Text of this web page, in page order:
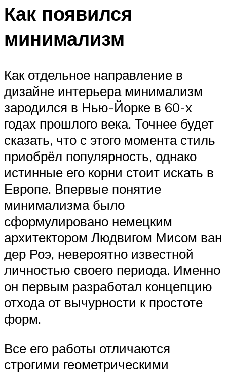
Как появился
минимализм
Как отдельное направление в
дизайне интерьера минимализм
зародился в Нью-Йорке в 60-х
годах прошлого века. Точнее будет
сказать, что с этого момента стиль
приобрёл популярность, однако
истинные его корни стоит искать в
Европе. Впервые понятие
минимализма было
сформулировано немецким
архитектором Людвигом Мисом ван
дер Роэ, невероятно известной
личностью своего периода. Именно
он первым разработал концепцию
отхода от вычурности к простоте
форм.
Все его работы отличаются
строгими геометрическими